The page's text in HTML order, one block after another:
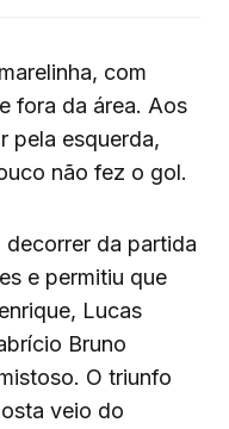
com
fora da área. Aos
pela esquerda,
não fez o gol.
da partida
e permitiu que
Lucas
Bruno
O triunfo
veio do